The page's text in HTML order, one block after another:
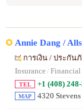
Annie Dang /
การเงิน / ประกัน
Insurance/
TEL +1 (408)
MAP 4320